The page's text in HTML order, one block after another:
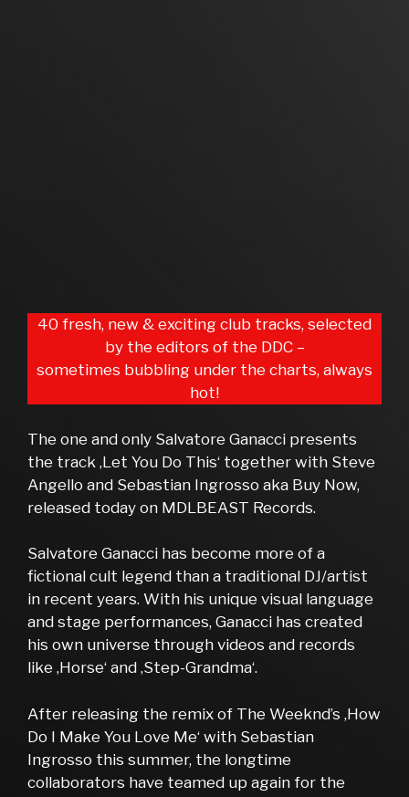
40 fresh, new & exciting club tracks, selected
by the editors of the DDC –
sometimes bubbling under the charts, always
hot!
The one and only Salvatore Ganacci presents
the track ‚Let You Do This‘ together with Steve
Angello and Sebastian Ingrosso aka Buy Now,
released today on MDLBEAST Records.
Salvatore Ganacci has become more of a
fictional cult legend than a traditional DJ/artist
in recent years. With his unique visual language
and stage performances, Ganacci has created
his own universe through videos and records
like ‚Horse‘ and ‚Step-Grandma‘.
After releasing the remix of The Weeknd’s ‚How
Do I Make You Love Me‘ with Sebastian
Ingrosso this summer, the longtime
collaborators have teamed up again for the